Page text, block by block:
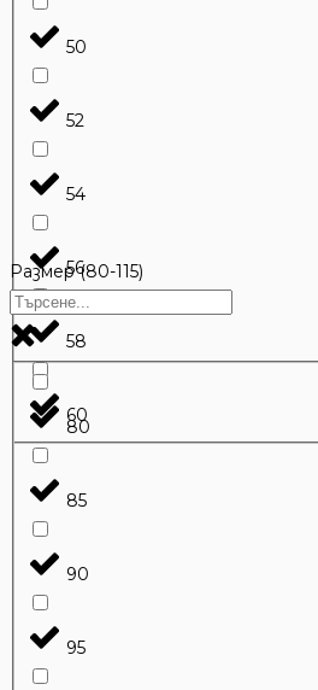
50
52
54
56
58
60
Размер (80-115)
80
85
90
95